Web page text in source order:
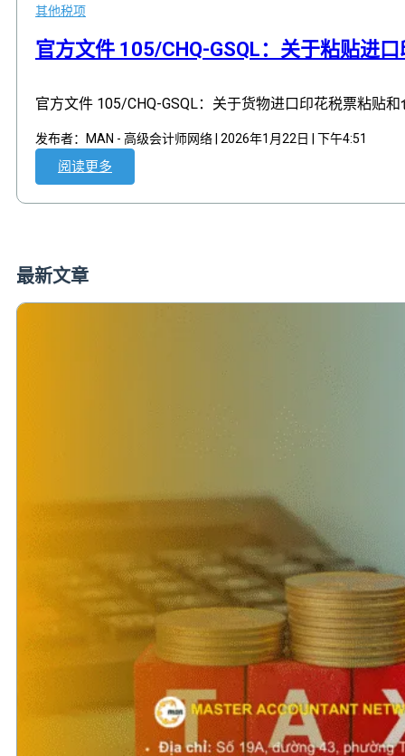
其他税项
官方文件 105/CHQ-GSQL：关于粘贴进
官方文件 105/CHQ-GSQL：关于货物进口印花税票粘贴
发布者：MAN - 高级会计师网络 | 2026年1月22日 | 下午4:51
阅读更多
最新文章